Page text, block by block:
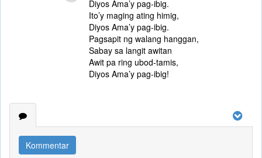
Diyos Ama’y pag-ibig.
Ito’y maging ating himig,
Diyos Ama’y pag-ibig.
Pagsapit ng walang hanggan,
Sabay sa langit awitan
Awit pa ring ubod-tamis,
Diyos Ama’y pag-ibig!
Kommentar